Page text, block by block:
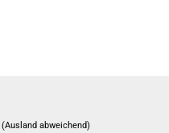
(Ausland abweichend)